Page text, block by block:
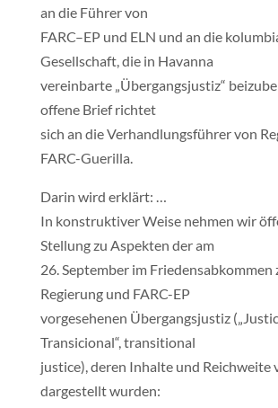
an die Führer von
FARC–EP und ELN und an die
Gesellschaft, die in Havanna
vereinbarte „Übergangsjustiz“
offene Brief richtet
sich an die Verhandlungsführer von
FARC-Guerilla.
Darin wird erklärt: …
In konstruktiver Weise nehmen wir
Stellung zu Aspekten der am
26. September im Friedensabkommen
Regierung und FARC-EP
vorgesehenen Übergangsjustiz
Transicional“, transitional
justice), deren Inhalte und Reichweite
dargestellt wurden: